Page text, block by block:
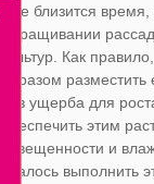
Уже близится
выращивании
культур. Как
образом
без ущерба для
обеспечить этим
освещенности и
удалось выполнить